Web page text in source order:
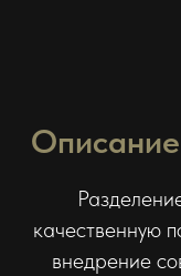
Описание
качественную
внедрение